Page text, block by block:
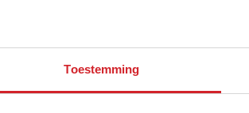
Toestemming